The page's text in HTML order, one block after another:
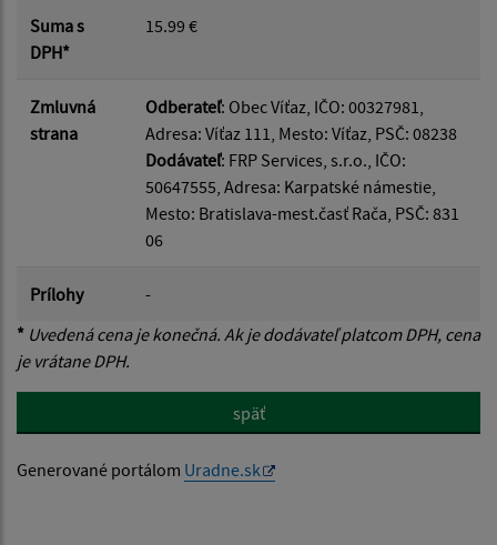
Suma s
DPH*
15.99 €
Zmluvná
strana
Odberateľ: Obec Víťaz, IČO: 00327981,
Adresa: Víťaz 111, Mesto: Víťaz, PSČ: 08238
Dodávateľ: FRP Services, s.r.o., IČO:
50647555, Adresa: Karpatské námestie,
Mesto: Bratislava-mest.časť Rača, PSČ: 831
06
Prílohy
-
* Uvedená cena je konečná. Ak je dodávateľ platcom DPH, cena
je vrátane DPH.
späť
Generované portálom Uradne.sk